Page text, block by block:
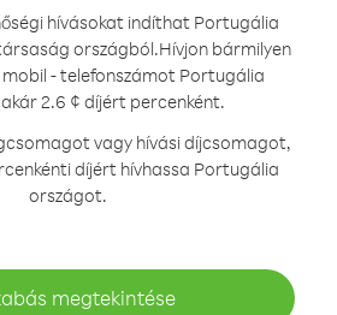
hívásokat indíthat Portugália
országból.Hívjon bármilyen
mobil - telefonszámot Portugália
2.6 ¢ díjért percenként.
vagy hívási díjcsomagot,
díjért hívhassa Portugália
országot.
megtekintése